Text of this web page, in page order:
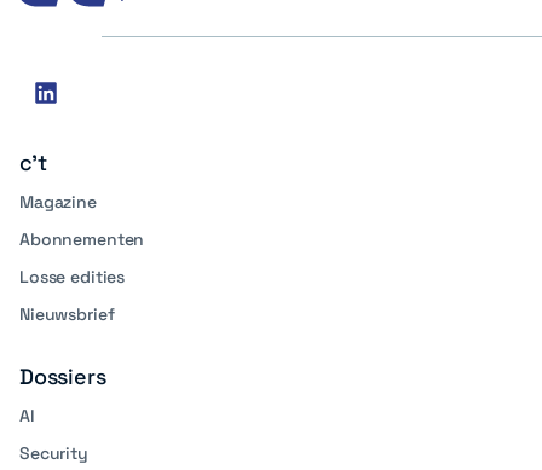
Social
linkedin
c't
Magazine
Abonnementen
Losse edities
Nieuwsbrief
Dossiers
AI
Security